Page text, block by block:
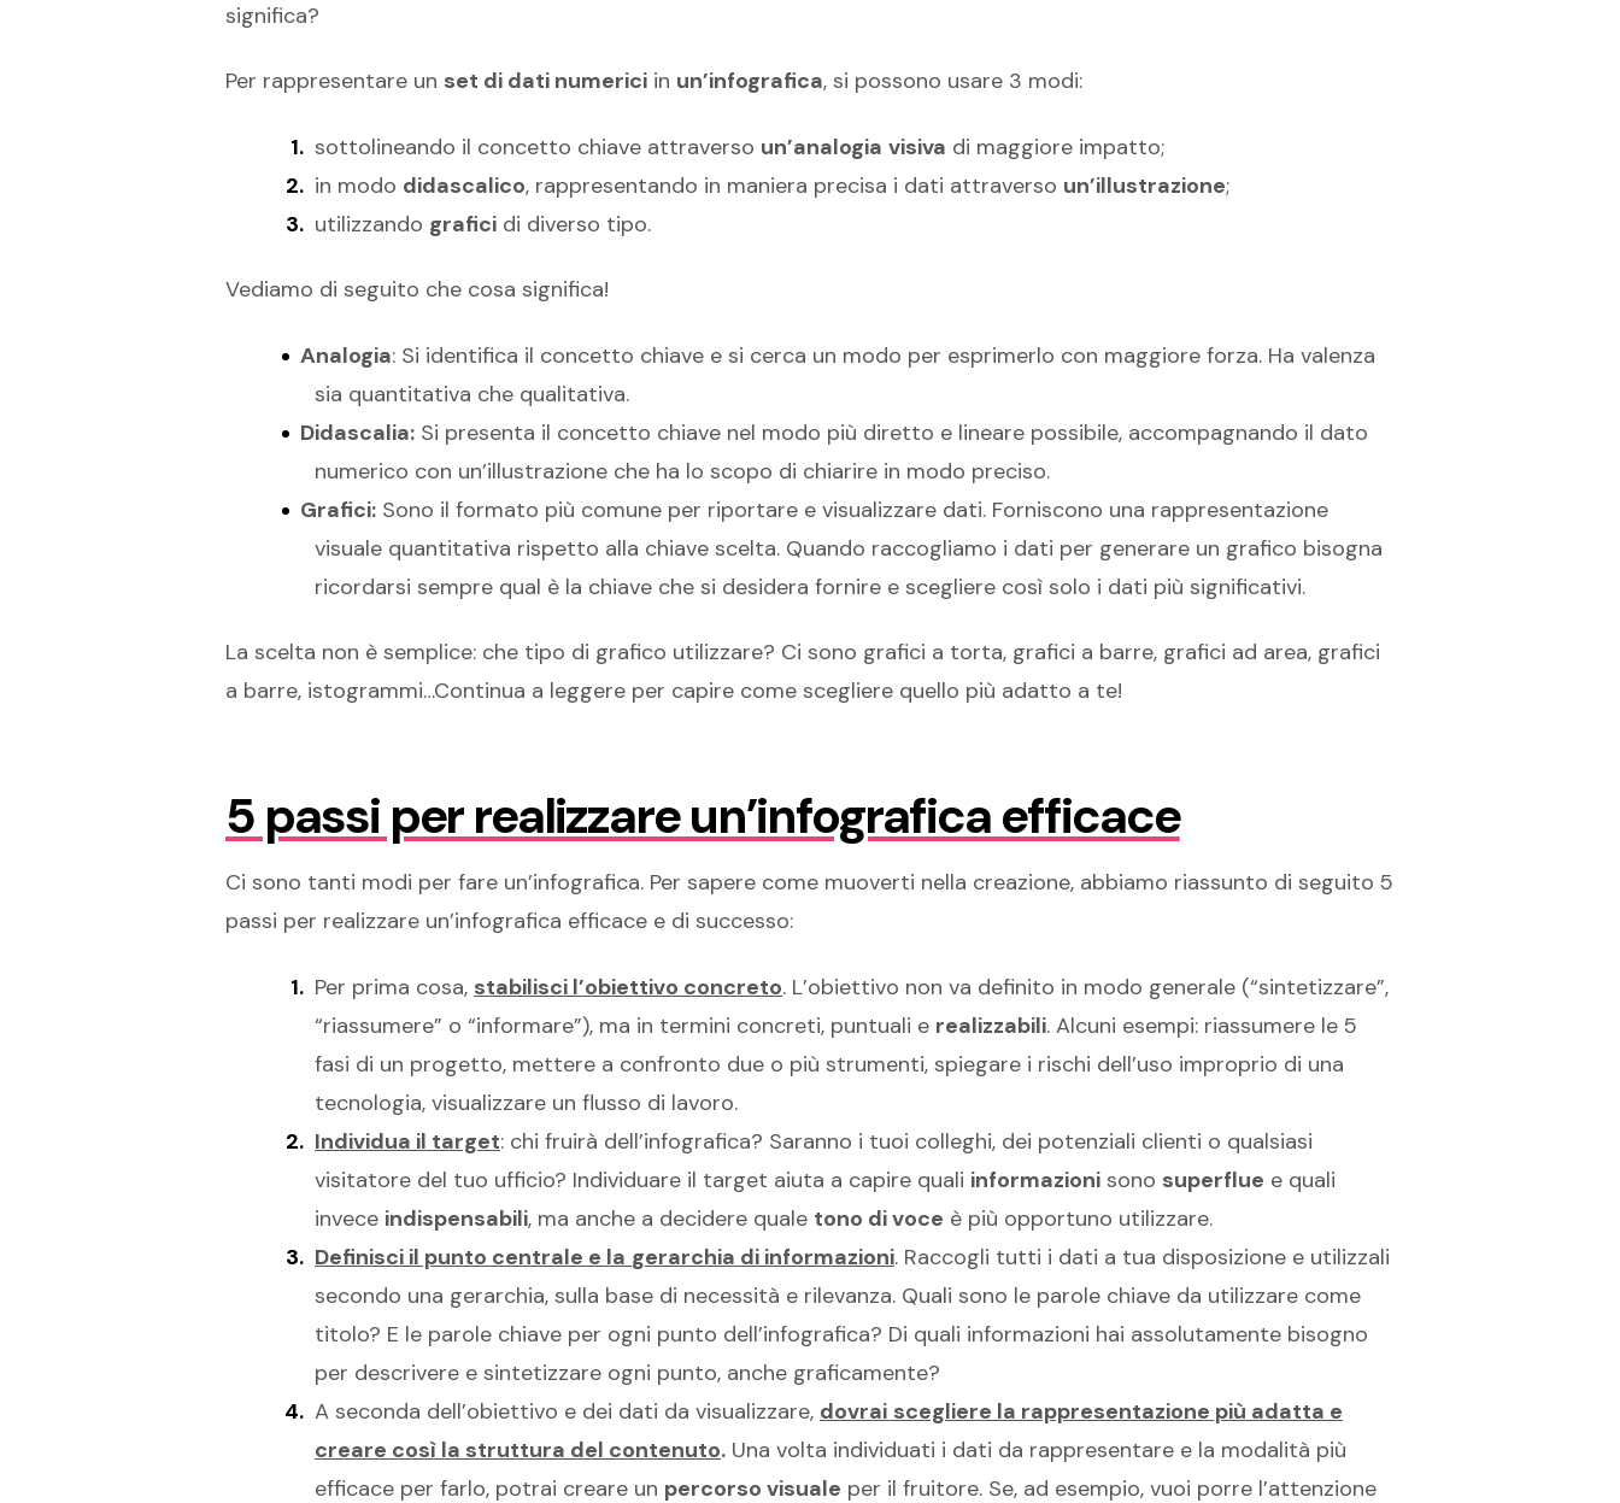
significa?
Per rappresentare un set di dati numerici in un’infografica, si possono usare 3 modi:
sottolineando il concetto chiave attraverso un’analogia visiva di maggiore impatto;
in modo didascalico, rappresentando in maniera precisa i dati attraverso un’illustrazione;
utilizzando grafici di diverso tipo.
Vediamo di seguito che cosa significa!
Analogia: Si identifica il concetto chiave e si cerca un modo per esprimerlo con maggiore forza. Ha valenza
sia quantitativa che qualitativa.
Didascalia: Si presenta il concetto chiave nel modo più diretto e lineare possibile, accompagnando il dato
numerico con un’illustrazione che ha lo scopo di chiarire in modo preciso.
Grafici: Sono il formato più comune per riportare e visualizzare dati. Forniscono una rappresentazione
visuale quantitativa rispetto alla chiave scelta. Quando raccogliamo i dati per generare un grafico bisogna
ricordarsi sempre qual è la chiave che si desidera fornire e scegliere così solo i dati più significativi.
La scelta non è semplice: che tipo di grafico utilizzare? Ci sono grafici a torta, grafici a barre, grafici ad area, grafici
a barre, istogrammi…Continua a leggere per capire come scegliere quello più adatto a te!
5 passi per realizzare un’infografica efficace
Ci sono tanti modi per fare un’infografica. Per sapere come muoverti nella creazione, abbiamo riassunto di seguito 5
passi per realizzare un’infografica efficace e di successo:
Per prima cosa, stabilisci l’obiettivo concreto. L’obiettivo non va definito in modo generale (“sintetizzare”,
“riassumere” o “informare”), ma in termini concreti, puntuali e realizzabili. Alcuni esempi: riassumere le 5
fasi di un progetto, mettere a confronto due o più strumenti, spiegare i rischi dell’uso improprio di una
tecnologia, visualizzare un flusso di lavoro.
Individua il target: chi fruirà dell’infografica? Saranno i tuoi colleghi, dei potenziali clienti o qualsiasi
visitatore del tuo ufficio? Individuare il target aiuta a capire quali informazioni sono superflue e quali
invece indispensabili, ma anche a decidere quale tono di voce è più opportuno utilizzare.
Definisci il punto centrale e la gerarchia di informazioni. Raccogli tutti i dati a tua disposizione e utilizzali
secondo una gerarchia, sulla base di necessità e rilevanza. Quali sono le parole chiave da utilizzare come
titolo? E le parole chiave per ogni punto dell’infografica? Di quali informazioni hai assolutamente bisogno
per descrivere e sintetizzare ogni punto, anche graficamente?
A seconda dell’obiettivo e dei dati da visualizzare, dovrai scegliere la rappresentazione più adatta e
creare così la struttura del contenuto. Una volta individuati i dati da rappresentare e la modalità più
efficace per farlo, potrai creare un percorso visuale per il fruitore. Se, ad esempio, vuoi porre l’attenzione